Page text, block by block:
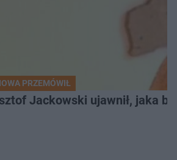
PRZEMÓWIŁ
Jackowski ujawnił, jaka